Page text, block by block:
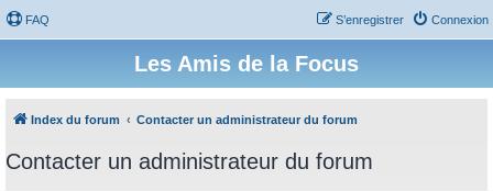
FAQ Connexion
S’enregistrer
Les Amis de la Focus
Index du forum Contacter un administrateur du forum
Contacter un administrateur du forum